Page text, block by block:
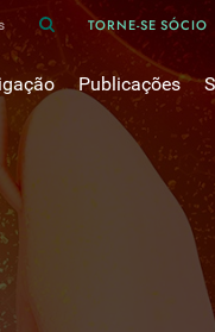
TORNE-SE SÓCIO
de Trabalho
de dados
e Bolsas
de Investigação
Publicações
Divulgação
Oxigénio
Revistas
Pulmonology
Pesquisa
Revistas Médicas
Cuidados Respiratórios